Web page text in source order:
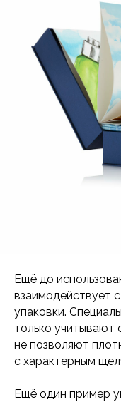
Ещё до
взаимодействует
упаковки.
только учитывают
не позволяют
с характерным
Ещё один пример